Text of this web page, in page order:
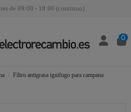
de 09:00 - 18:00 (continuo)
0
Filtro antigrasa ignifugo para campana